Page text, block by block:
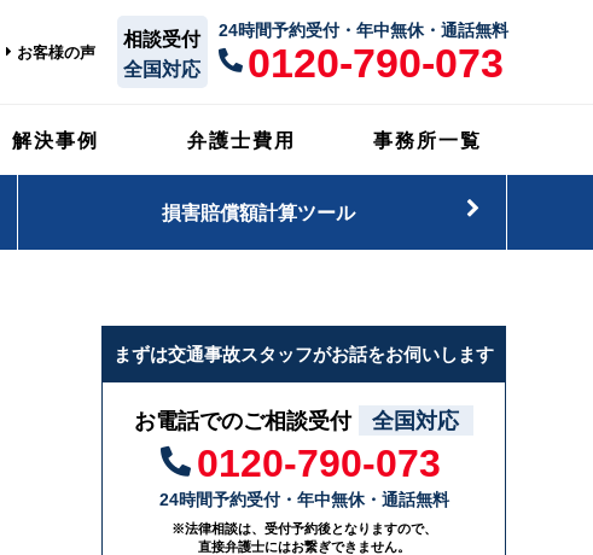
お客様の声
相談受付
全国対応
24時間予約受付・年中無休・通話無料
0120-790-073
解決事例 弁護士費用 事務所一覧
損害賠償額計算ツール
まずは交通事故スタッフがお話をお伺いします
お電話でのご相談受付 全国対応
0120-790-073
24時間予約受付・年中無休・通話無料
※法律相談は、受付予約後となりますので、
直接弁護士にはお繋ぎできません。